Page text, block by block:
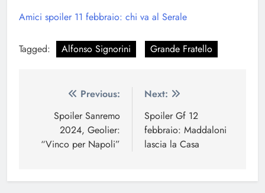
Amici spoiler 11 febbraio: chi va al Serale
Tagged: Alfonso Signorini Grande Fratello
Navigazione
articoli
Previous:
Spoiler Sanremo
2024, Geolier:
“Vinco per Napoli”
Next:
Spoiler Gf 12
febbraio: Maddaloni
lascia la Casa